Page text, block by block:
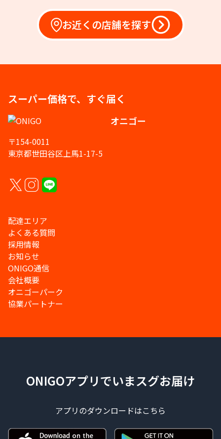
お近くの店舗を探す
スーパー価格で、すぐ届く
オニゴー
〒154-0011
東京都世田谷区上馬1-17-5
配達エリア
よくある質問
採用情報
お知らせ
ONIGO通信
会社概要
オニゴーパーク
協業パートナー
ONIGOアプリでいまスグお届け
アプリのダウンロードはこちら